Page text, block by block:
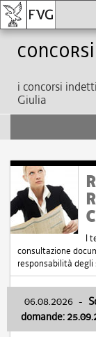
Concorsi
i concorsi
Giulia
I
consultazione
responsabilità degli
06.08.2026 -
domande: